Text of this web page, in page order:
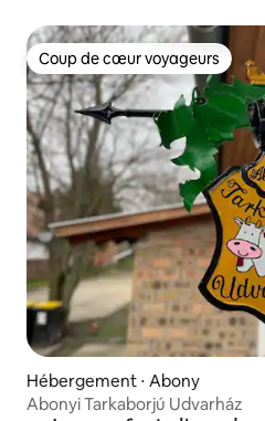
Coup de cœur voyageurs
Coup de cœur voyageurs
Hébergement ⋅ Abony
Abonyi Tarkaborjú Udvarház